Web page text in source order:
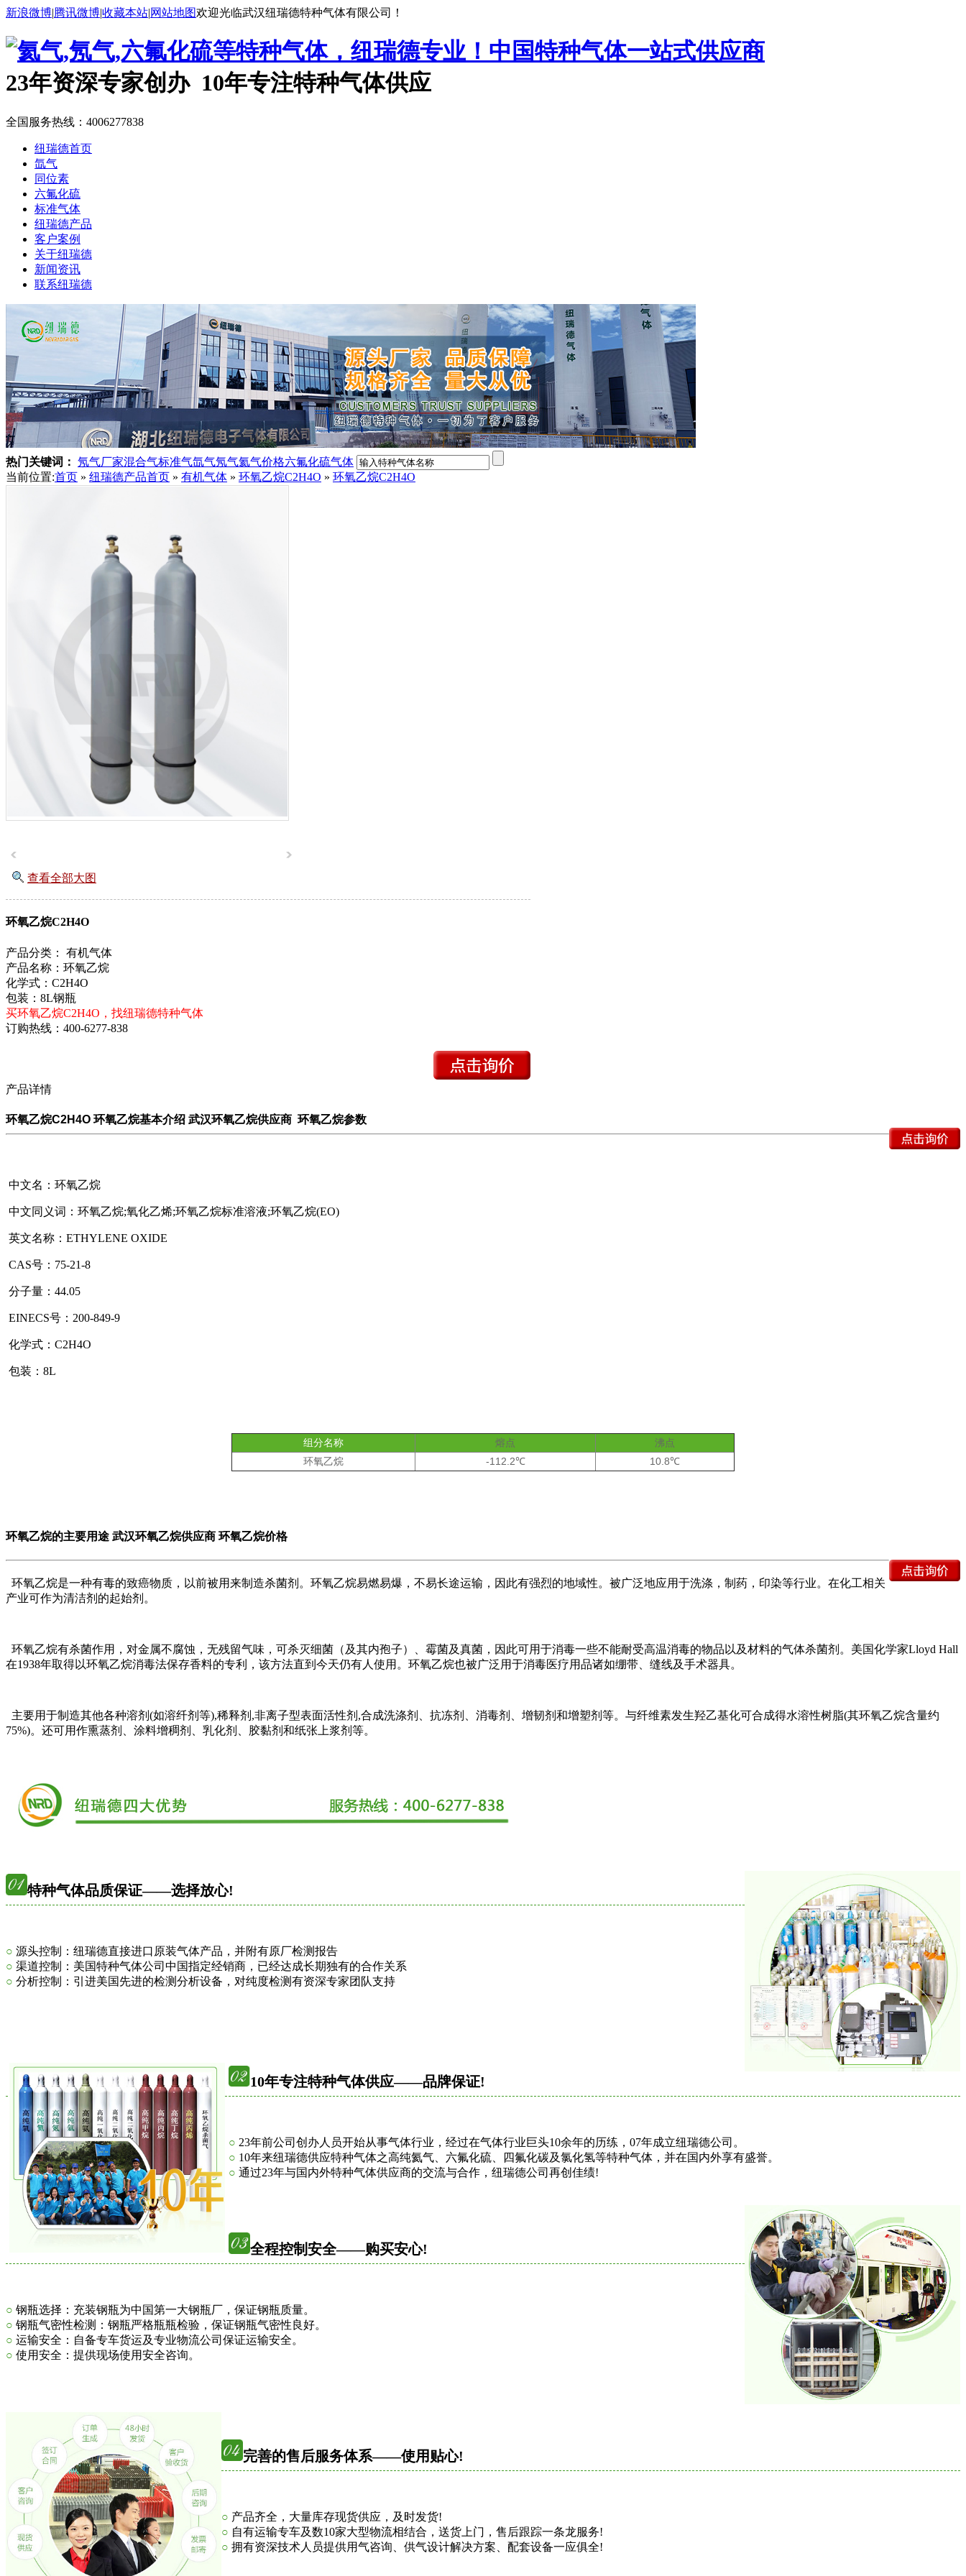
新浪微博|腾讯微博|收藏本站|网站地图欢迎光临武汉纽瑞德特种气体有限公司！
中国特种气体一站式供应商
23年资深专家创办 10年专注特种气体供应
全国服务热线： 4006277838
纽瑞德首页
氙气
同位素
六氟化硫
标准气体
纽瑞德产品
客户案例
关于纽瑞德
新闻资讯
联系纽瑞德
热门关键词： 氖气厂家混合气标准气氙气氖气氦气价格六氟化硫气体
当前位置:首页 » 纽瑞德产品首页 » 有机气体 » 环氧乙烷C2H4O » 环氧乙烷C2H4O
查看全部大图
环氧乙烷C2H4O
产品分类： 有机气体
产品名称：环氧乙烷
化学式：C2H4O
包装：8L钢瓶
买环氧乙烷C2H4O，找纽瑞德特种气体
订购热线： 400-6277-838
产品详情
环氧乙烷C2H4O 环氧乙烷基本介绍 武汉环氧乙烷供应商 环氧乙烷参数
中文名：环氧乙烷
中文同义词：环氧乙烷;氧化乙烯;环氧乙烷标准溶液;环氧乙烷(EO)
英文名称：ETHYLENE OXIDE
CAS号：75-21-8
分子量：44.05
EINECS号：200-849-9
化学式：C2H4O
包装：8L
组分名称 熔点
沸点
环氧乙烷
-112.2℃ 10.8℃
环氧乙烷的主要用途 武汉环氧乙烷供应商 环氧乙烷价格
环氧乙烷是一种有毒的致癌物质，以前被用来制造杀菌剂。环氧乙烷易燃易爆，不易长途运输，因此有强烈的地域性。被广泛地应用于洗涤，制药，印染等行业。在化工相关
产业可作为清洁剂的起始剂。
环氧乙烷有杀菌作用，对金属不腐蚀，无残留气味，可杀灭细菌（及其内孢子）、霉菌及真菌，因此可用于消毒一些不能耐受高温消毒的物品以及材料的气体杀菌剂。美国化学家Lloyd Hall
在1938年取得以环氧乙烷消毒法保存香料的专利，该方法直到今天仍有人使用。环氧乙烷也被广泛用于消毒医疗用品诸如绷带、缝线及手术器具。
主要用于制造其他各种溶剂(如溶纤剂等),稀释剂,非离子型表面活性剂,合成洗涤剂、抗冻剂、消毒剂、增韧剂和增塑剂等。与纤维素发生羟乙基化可合成得水溶性树脂(其环氧乙烷含量约
75%)。还可用作熏蒸剂、涂料增稠剂、乳化剂、胶黏剂和纸张上浆剂等。
特种气体品质保证——选择放心!
○ 源头控制：纽瑞德直接进口原装气体产品，并附有原厂检测报告
○ 渠道控制：美国特种气体公司中国指定经销商，已经达成长期独有的合作关系
○ 分析控制：引进美国先进的检测分析设备，对纯度检测有资深专家团队支持
10年专注特种气体供应——品牌保证!
○ 23年前公司创办人员开始从事气体行业，经过在气体行业巨头10余年的历练，07年成立纽瑞德公司。
○ 10年来纽瑞德供应特种气体之高纯氦气、六氟化硫、四氟化碳及氯化氢等特种气体，并在国内外享有盛誉。
○ 通过23年与国内外特种气体供应商的交流与合作，纽瑞德公司再创佳绩!
全程控制安全——购买安心!
○ 钢瓶选择：充装钢瓶为中国第一大钢瓶厂，保证钢瓶质量。
○ 钢瓶气密性检测：钢瓶严格瓶瓶检验，保证钢瓶气密性良好。
○ 运输安全：自备专车货运及专业物流公司保证运输安全。
○ 使用安全：提供现场使用安全咨询。
完善的售后服务体系——使用贴心!
○ 产品齐全，大量库存现货供应，及时发货!
○ 自有运输专车及数10家大型物流相结合，送货上门，售后跟踪一条龙服务!
○ 拥有资深技术人员提供用气咨询、供气设计解决方案、配套设备一应俱全!